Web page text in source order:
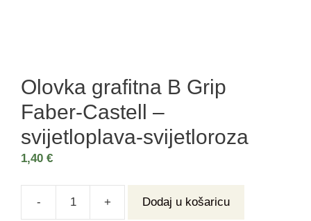
Olovka grafitna B Grip
Faber-Castell –
svijetloplava-svijetloroza
1,40 €
- + Dodaj u košaricu